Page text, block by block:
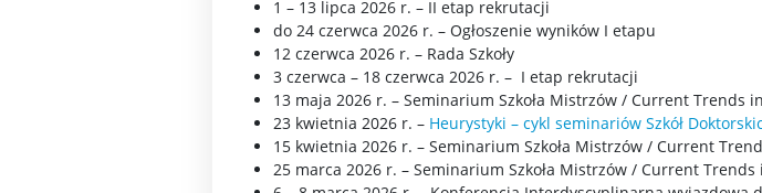
1 – 13 lipca 2026 r. – II etap rekrutacji
do 24 czerwca 2026 r. – Ogłoszenie wyników I etapu
12 czerwca 2026 r. – Rada Szkoły
3 czerwca – 18 czerwca 2026 r. – I etap rekrutacji
13 maja 2026 r. – Seminarium Szkoła Mistrzów / Current Trends
23 kwietnia 2026 r. – Heurystyki – cykl seminariów Szkół
15 kwietnia 2026 r. – Seminarium Szkoła Mistrzów / Current
25 marca 2026 r. – Seminarium Szkoła Mistrzów / Current